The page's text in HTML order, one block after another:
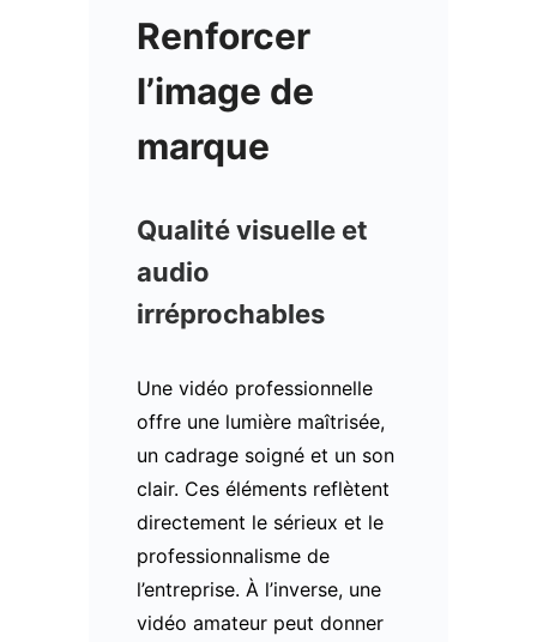
Renforcer
l’image de
marque
Qualité visuelle et
audio
irréprochables
Une vidéo professionnelle
offre une lumière maîtrisée,
un cadrage soigné et un son
clair. Ces éléments reflètent
directement le sérieux et le
professionnalisme de
l’entreprise. À l’inverse, une
vidéo amateur peut donner